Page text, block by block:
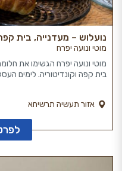
נועלוש – מעדנייה, בית
מוטי ונועה יפרח
מוטי ונועה יפרח הגשימו את
בית קפה וקונדיטוריה. לימים
אזור תעשיה תרשיחא